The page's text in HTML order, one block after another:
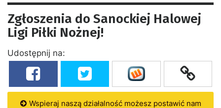
Zgłoszenia do Sanockiej Halowej
Ligi Piłki Nożnej!
Udostępnij na:
Wspieraj naszą działalność możesz postawić nam